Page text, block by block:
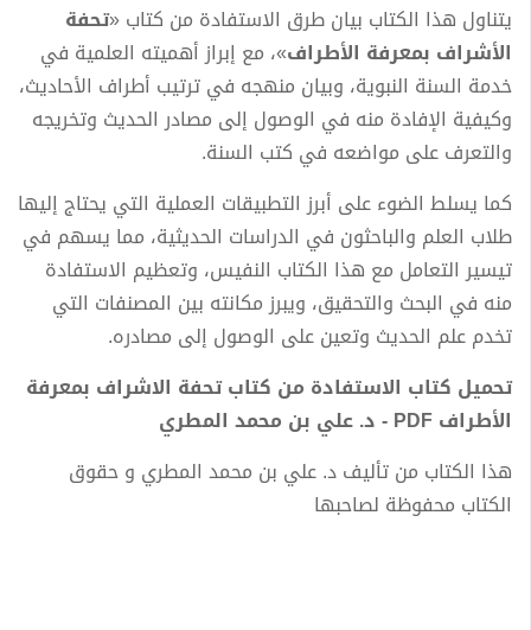
يتناول هذا الكتاب بيان طرق الاستفادة من كتاب «تحفة
الأشراف بمعرفة الأطراف»، مع إبراز أهميته العلمية في
خدمة السنة النبوية، وبيان منهجه في ترتيب أطراف الأحاديث،
وكيفية الإفادة منه في الوصول إلى مصادر الحديث وتخريجه
والتعرف على مواضعه في كتب السنة.
كما يسلط الضوء على أبرز التطبيقات العملية التي يحتاج إليها
طلاب العلم والباحثون في الدراسات الحديثية، مما يسهم في
تيسير التعامل مع هذا الكتاب النفيس، وتعظيم الاستفادة
منه في البحث والتحقيق، ويبرز مكانته بين المصنفات التي
تخدم علم الحديث وتعين على الوصول إلى مصادره.
تحميل كتاب الاستفادة من كتاب تحفة الاشراف بمعرفة
الأطراف PDF - د. علي بن محمد المطري
هذا الكتاب من تأليف د. علي بن محمد المطري و حقوق
الكتاب محفوظة لصاحبها